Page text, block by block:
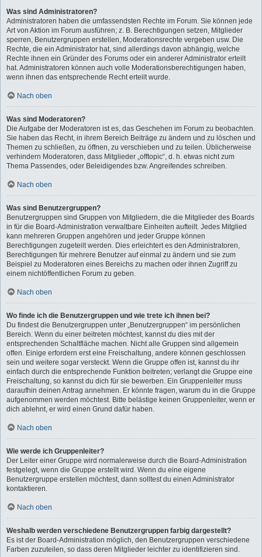
Was sind Administratoren?
Administratoren haben die umfassendsten Rechte im Forum. Sie können jede
Art von Aktion im Forum ausführen; z. B. Berechtigungen setzen, Mitglieder
sperren, Benutzergruppen erstellen, Moderationsrechte vergeben usw. Die
Rechte, die ein Administrator hat, sind allerdings davon abhängig, welche
Rechte ihnen ein Gründer des Forums oder ein anderer Administrator erteilt
hat. Administratoren können auch volle Moderationsberechtigungen haben,
wenn ihnen das entsprechende Recht erteilt wurde.
Nach oben
Was sind Moderatoren?
Die Aufgabe der Moderatoren ist es, das Geschehen im Forum zu beobachten.
Sie haben das Recht, in ihrem Bereich Beiträge zu ändern und zu löschen und
Themen zu schließen, zu öffnen, zu verschieben und zu teilen. Üblicherweise
verhindern Moderatoren, dass Mitglieder „offtopic“, d. h. etwas nicht zum
Thema Passendes, oder Beleidigendes bzw. Angreifendes schreiben.
Nach oben
Was sind Benutzergruppen?
Benutzergruppen sind Gruppen von Mitgliedern, die die Mitglieder des Boards
in für die Board-Administration verwaltbare Einheiten aufteilt. Jedes Mitglied
kann mehreren Gruppen angehören und jeder Gruppe können
Berechtigungen zugeteilt werden. Dies erleichtert es den Administratoren,
Berechtigungen für mehrere Benutzer auf einmal zu ändern und sie zum
Beispiel zu Moderatoren eines Bereichs zu machen oder ihnen Zugriff zu
einem nichtöffentlichen Forum zu geben.
Nach oben
Wo finde ich die Benutzergruppen und wie trete ich ihnen bei?
Du findest die Benutzergruppen unter „Benutzergruppen“ im persönlichen
Bereich. Wenn du einer beitreten möchtest, kannst du dies mit der
entsprechenden Schaltfläche machen. Nicht alle Gruppen sind allgemein
offen. Einige erfordern erst eine Freischaltung, andere können geschlossen
sein und weitere sogar versteckt. Wenn die Gruppe offen ist, kannst du ihr
einfach durch die entsprechende Funktion beitreten; verlangt die Gruppe eine
Freischaltung, so kannst du dich für sie bewerben. Ein Gruppenleiter muss
daraufhin deinen Antrag annehmen. Er könnte fragen, warum du in die Gruppe
aufgenommen werden möchtest. Bitte belästige keinen Gruppenleiter, wenn er
dich ablehnt, er wird einen Grund dafür haben.
Nach oben
Wie werde ich Gruppenleiter?
Der Leiter einer Gruppe wird normalerweise durch die Board-Administration
festgelegt, wenn die Gruppe erstellt wird. Wenn du eine eigene
Benutzergruppe erstellen möchtest, dann solltest du einen Administrator
kontaktieren.
Nach oben
Weshalb werden verschiedene Benutzergruppen farbig dargestellt?
Es ist der Board-Administration möglich, den Benutzergruppen verschiedene
Farben zuzuteilen, so dass deren Mitglieder leichter zu identifizieren sind.